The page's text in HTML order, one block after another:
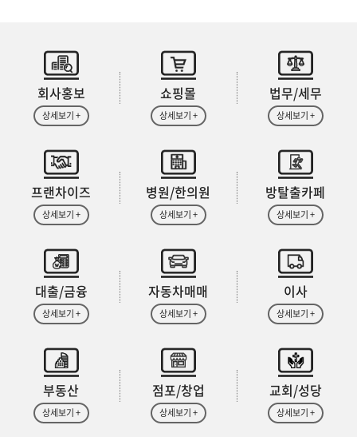
회사홍보
상세보기 +
쇼핑몰
상세보기 +
법무/세무
상세보기 +
프랜차이즈
상세보기 +
병원/한의원
상세보기 +
방탈출카페
상세보기 +
대출/금융
상세보기 +
자동차매매
상세보기 +
이사
상세보기 +
부동산
상세보기 +
점포/창업
상세보기 +
교회/성당
상세보기 +